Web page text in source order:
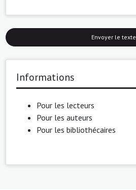
Envoyer le texte
Informations
Pour les lecteurs
Pour les auteurs
Pour les bibliothécaires